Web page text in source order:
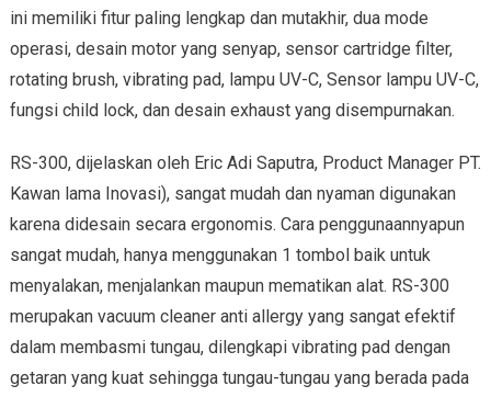
ini memiliki fitur paling lengkap dan mutakhir, dua mode
operasi, desain motor yang senyap, sensor cartridge filter,
rotating brush, vibrating pad, lampu UV-C, Sensor lampu UV-C,
fungsi child lock, dan desain exhaust yang disempurnakan.
RS-300, dijelaskan oleh Eric Adi Saputra, Product Manager PT.
Kawan lama Inovasi), sangat mudah dan nyaman digunakan
karena didesain secara ergonomis. Cara penggunaannyapun
sangat mudah, hanya menggunakan 1 tombol baik untuk
menyalakan, menjalankan maupun mematikan alat. RS-300
merupakan vacuum cleaner anti allergy yang sangat efektif
dalam membasmi tungau, dilengkapi vibrating pad dengan
getaran yang kuat sehingga tungau-tungau yang berada pada